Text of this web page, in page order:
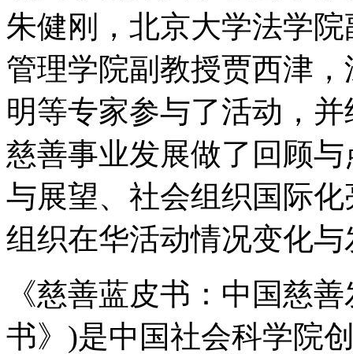
朱健刚，北京大学法学
管理学院副教授贾西津
明等专家参与了活动，
慈善事业发展做了回顾
与展望、社会组织国际
组织在华活动情况变化
《慈善蓝皮书：中国慈
书》)是中国社会科学院